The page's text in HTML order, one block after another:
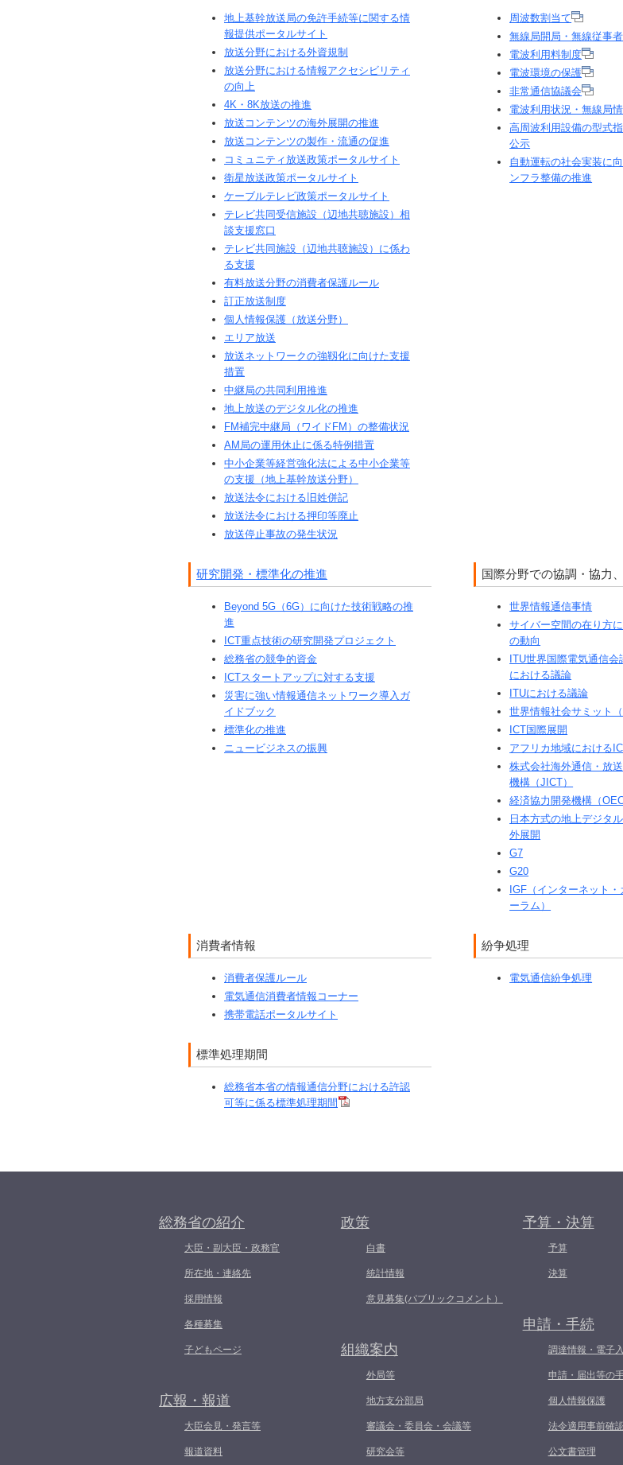
地上基幹放送局の免許手続等に関する情
報提供ポータルサイト
放送分野における外資規制
放送分野における情報アクセシビリティ
の向上
4K・8K放送の推進
放送コンテンツの海外展開の推進
放送コンテンツの製作・流通の促進
コミュニティ放送政策ポータルサイト
衛星放送政策ポータルサイト
ケーブルテレビ政策ポータルサイト
テレビ共同受信施設（辺地共聴施設）相
談支援窓口
テレビ共同施設（辺地共聴施設）に係わ
る支援
有料放送分野の消費者保護ルール
訂正放送制度
個人情報保護（放送分野）
エリア放送
放送ネットワークの強靱化に向けた支援
措置
中継局の共同利用推進
地上放送のデジタル化の推進
FM補完中継局（ワイドFM）の整備状況
AM局の運用休止に係る特例措置
中小企業等経営強化法による中小企業等
の支援（地上基幹放送分野）
放送法令における旧姓併記
放送法令における押印等廃止
放送停止事故の発生状況
周波数割当て
無線局開局・無線従事
電波利用料制度
電波環境の保護
非常通信協議会
電波利用状況・無線局
高周波利用設備の型式
公示
自動運転の社会実装に
ンフラ整備の推進
研究開発・標準化の推進
Beyond 5G（6G）に向けた技術戦略の推
進
ICT重点技術の研究開発プロジェクト
総務省の競争的資金
ICTスタートアップに対する支援
災害に強い情報通信ネットワーク導入ガ
イドブック
標準化の推進
ニュービジネスの振興
国際分野での協調・協力
世界情報通信事情
サイバー空間の在り方
の動向
ITU世界国際電気通信会
における議論
ITUにおける議論
世界情報社会サミット（
ICT国際展開
アフリカ地域における
株式会社海外通信・放
機構（JICT）
経済協力開発機構（
日本方式の地上デジタ
外展開
G7
G20
IGF（インターネット
ーラム）
消費者情報
消費者保護ルール
電気通信消費者情報コーナー
携帯電話ポータルサイト
紛争処理
電気通信紛争処理
標準処理期間
総務省本省の情報通信分野における許認
可等に係る標準処理期間
総務省の紹介
大臣・副大臣・政務官
所在地・連絡先
採用情報
各種募集
子どもページ
広報・報道
大臣会見・発言等
報道資料
政策
白書
統計情報
意見募集(パブリックコメント）
組織案内
外局等
地方支分部局
審議会・委員会・会議等
研究会等
予算・決算
予算
決算
申請・手続
調達情報・電子
申請・届出等の
個人情報保護
法令適用事前確
公文書管理